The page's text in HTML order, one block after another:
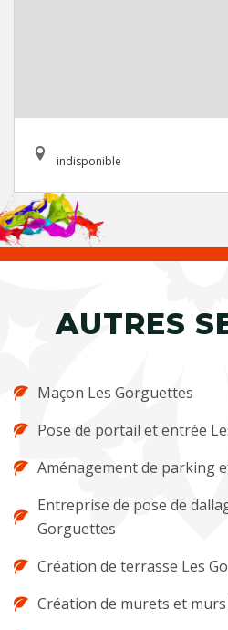
indisponible
AUTRES
Maçon Les Gorguettes
Pose de portail et entrée
Aménagement de parking
Entreprise de pose de
Gorguettes
Création de terrasse Les
Création de murets et